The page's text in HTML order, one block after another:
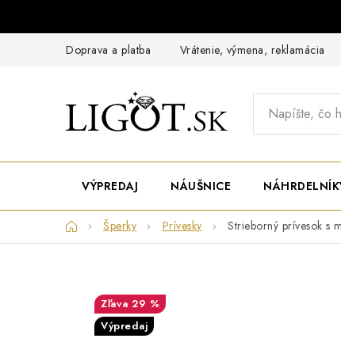
Doprava a platba Vrátenie, výmena, reklamácia
VÝPREDAJ NÁUŠNICE
DomovŠperky Prívesky Strieborný prívesok s
29 %
Výpredaj